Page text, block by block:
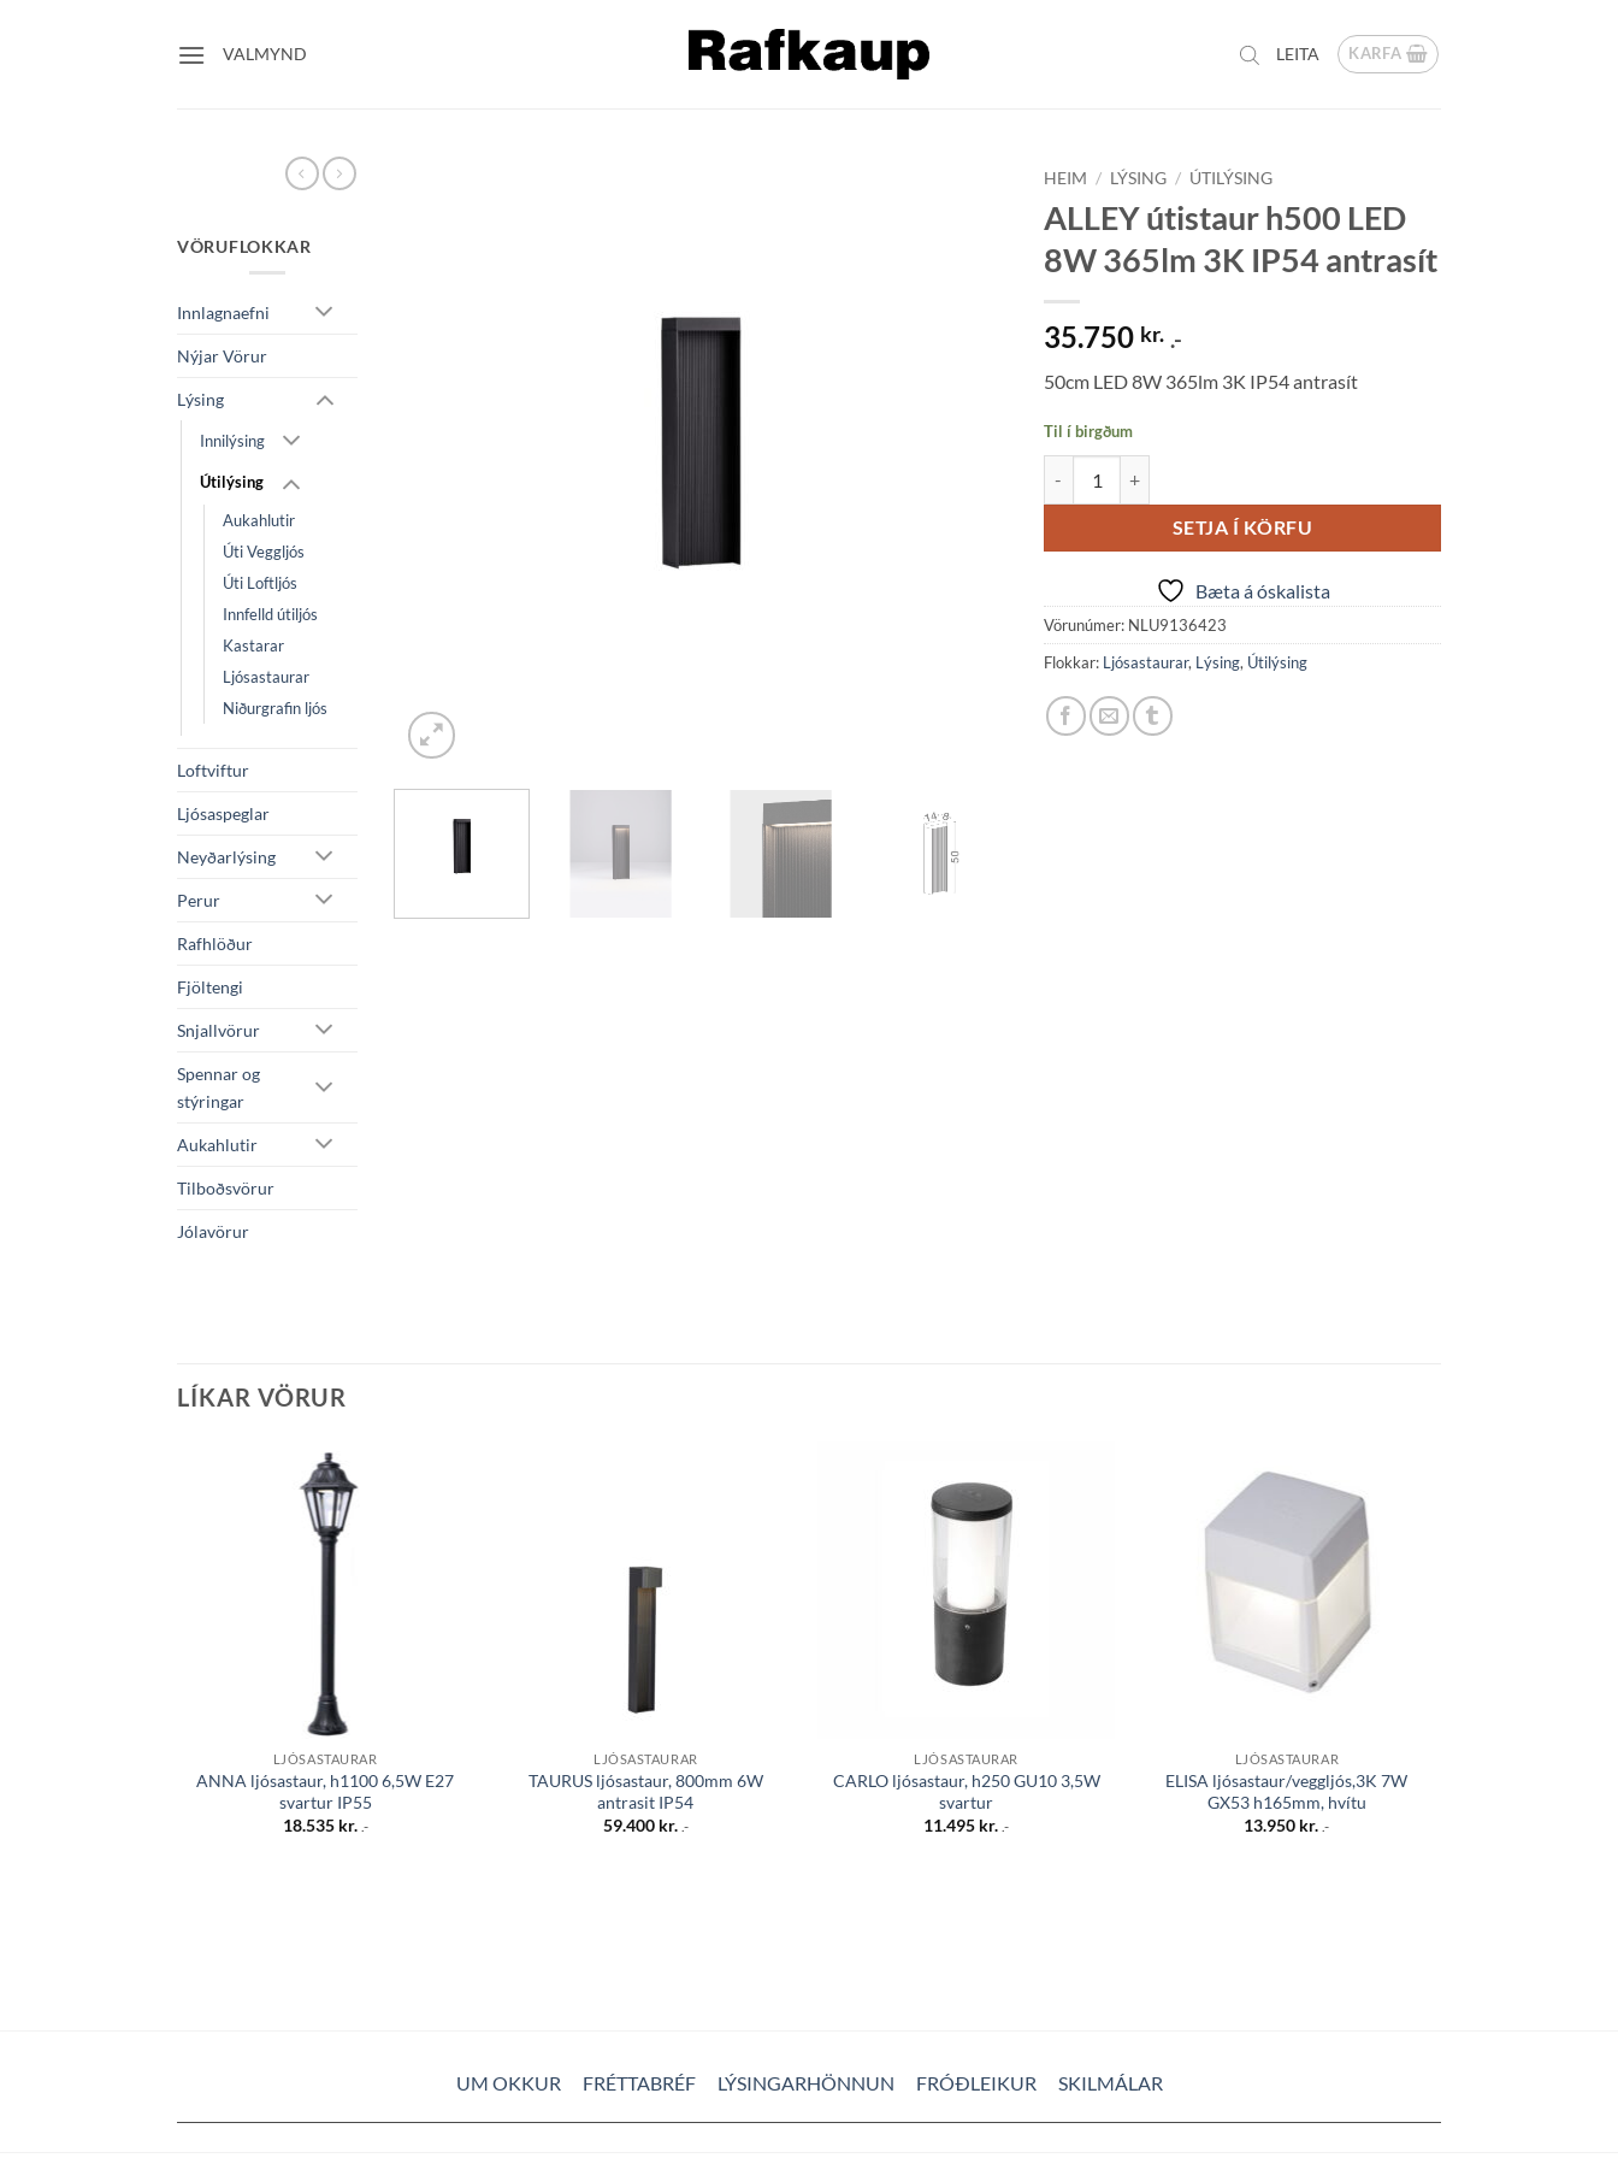
VALMYND LEITA KARFA
VÖRUFLOKKAR
Innlagnaefni
Nýjar Vörur
Lýsing
Innilýsing
Útilýsing
Aukahlutir
Úti Veggljós
Úti Loftljós
Innfelld útiljós
Kastarar
Ljósastaurar
Niðurgrafin ljós
Loftviftur
Ljósaspeglar
Neyðarlýsing
Perur
Rafhlöður
Fjöltengi
Snjallvörur
Spennar og
stýringar
Aukahlutir
Tilboðsvörur
Jólavörur
HEIM / LÝSING / ÚTILÝSING
ALLEY útistaur h500 LED
8W 365lm 3K IP54 antrasít
35.750 kr. .-
50cm LED 8W 365lm 3K IP54 antrasít
Til í birgðum
SETJA Í KÖRFU
Bæta á óskalista
Vörunúmer: NLU9136423
Flokkar: Ljósastaurar, Lýsing, Útilýsing
LÍKAR VÖRUR
LJÓSASTAURAR
ANNA ljósastaur, h1100 6,5W E27
svartur IP55
18.535 kr. .-
LJÓSASTAURAR
TAURUS ljósastaur, 800mm 6W
antrasit IP54
59.400 kr. .-
LJÓSASTAURAR
CARLO ljósastaur, h250 GU10 3,5W
svartur
11.495 kr. .-
óskalista
LJÓSASTAURAR
ELISA ljósastaur/veggljós,3K 7W
GX53 h165mm, hvítu
13.950 kr. .-
UM OKKUR FRÉTTABRÉF LÝSINGARHÖNNUN FRÓÐLEIKUR SKILMÁLAR